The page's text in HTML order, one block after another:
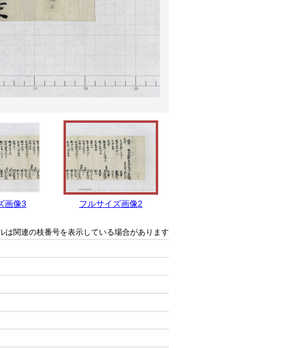
画像3 フルサイズ画像2
は関連の枝番号を表示している場合があります